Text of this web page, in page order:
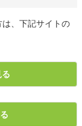
、下記サイトの